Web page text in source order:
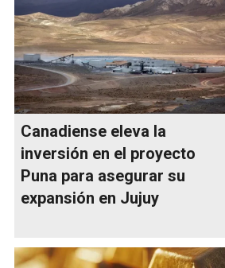
Canadiense eleva la
inversión en el proyecto
Puna para asegurar su
expansión en Jujuy